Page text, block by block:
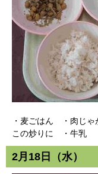
・麦ごはん ・肉じ
この炒りに ・牛乳
2月18日（水）